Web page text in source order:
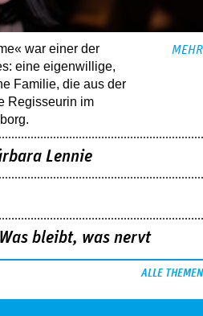
war einer der
eine eigenwillige,
­Familie, die aus der
Regisseurin im
MEHR
Lennie
bleibt, was nervt
ALLE THEMEN